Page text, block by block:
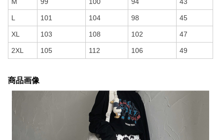
L 101 104 98 45
XL 103 108 102 47
2XL 105 112 106 49
商品画像